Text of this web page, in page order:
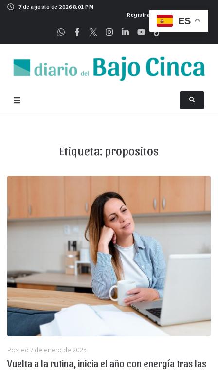
7 de agosto de 2026 8:01 PM
Registrarse
Etiqueta: propositos
Posted7 de enero de 2025
Vuelta a la rutina, inicia el año con energía tras las
ES